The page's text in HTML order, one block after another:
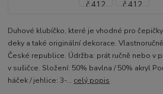
Duhové klubíčko, které je vhodné pro
deky a také originální dekorace.
České republice. Údržba: prát ručně nebo v
v sušičce. Složení: 50% bavlna / 50% akryl
háček / jehlice: 3-... celý popis